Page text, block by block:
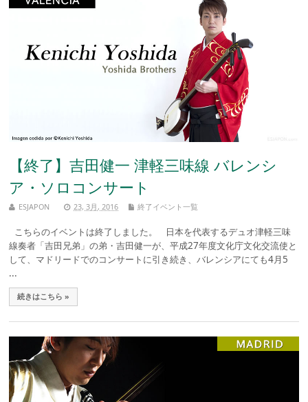
【終了】吉田健一 津軽三味線 バレンシ
ア・ソロコンサート
ESJAPON 23, 3月, 2016 終了イベント一覧
こちらのイベントは終了しました。 日本を代表するデュオ津軽三味
線奏者「吉田兄弟」の弟・吉田健一が、平成27年度文化庁文化交流使と
して、マドリードでのコンサートに引き続き、バレンシアにても4月5
...
続きはこちら »